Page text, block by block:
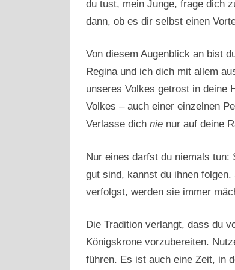
du tust, mein Junge, frage dich
dann, ob es dir selbst einen
Von diesem Augenblick an bist
Regina und ich dich mit allem
unseres Volkes getrost in deine
Volkes – auch einer einzelnen
Verlasse dich nie nur auf deine
Nur eines darfst du niemals tun:
gut sind, kannst du ihnen
verfolgst, werden sie immer
Die Tradition verlangt, dass du
Königskrone vorzubereiten.
führen. Es ist auch eine Zeit, in